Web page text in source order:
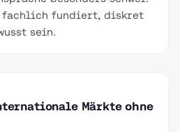
fachlich fundiert, diskret
sein.
Märkte ohne